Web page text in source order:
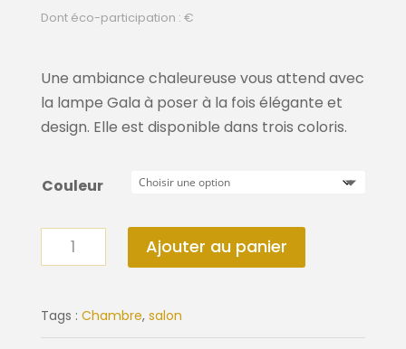
à
89,00€
Dont éco-participation : €
Une ambiance chaleureuse vous attend avec
la lampe Gala à poser à la fois élégante et
design. Elle est disponible dans trois coloris.
Couleur
quantité
de
Gala
Ajouter au panier
Tags : Chambre, salon